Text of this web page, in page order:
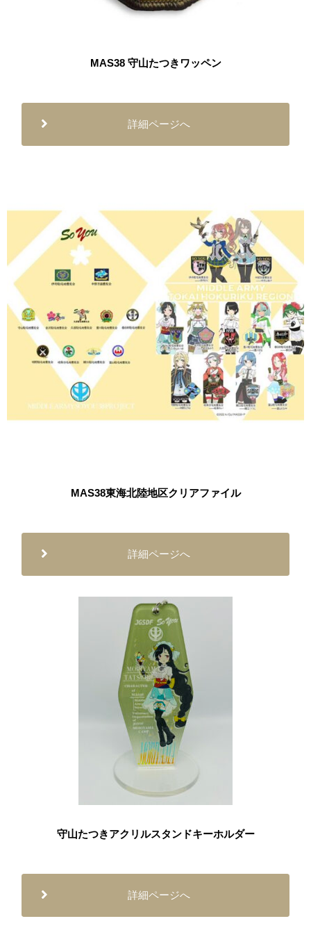
MAS38 守山たつきワッペン
詳細ページへ
MAS38東海北陸地区クリアファイル
詳細ページへ
守山たつきアクリルスタンドキーホルダー
詳細ページへ